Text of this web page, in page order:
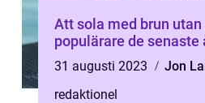
Att sola med brun
populärare de senaste
31 augusti 2023
Jon
redaktionel